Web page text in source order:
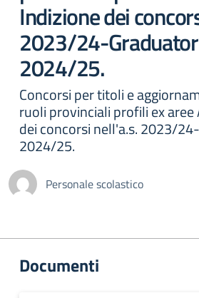
Indizione dei
2023/24-
2024/25.
Concorsi per titoli e
ruoli provinciali profili ex aree
dei concorsi nell'a.s. 2023/
2024/25.
Personale scolastico
Documenti